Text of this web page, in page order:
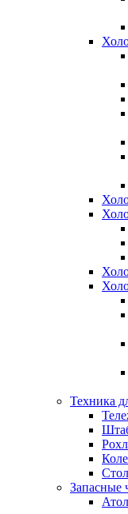
Техника
Запасные
Атол